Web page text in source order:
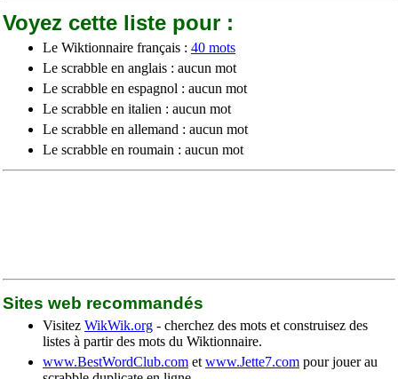
Voyez cette liste pour :
Le Wiktionnaire français : 40 mots
Le scrabble en anglais : aucun mot
Le scrabble en espagnol : aucun mot
Le scrabble en italien : aucun mot
Le scrabble en allemand : aucun mot
Le scrabble en roumain : aucun mot
Sites web recommandés
Visitez WikWik.org - cherchez des mots et construisez des
listes à partir des mots du Wiktionnaire.
www.BestWordClub.com et www.Jette7.com pour jouer au